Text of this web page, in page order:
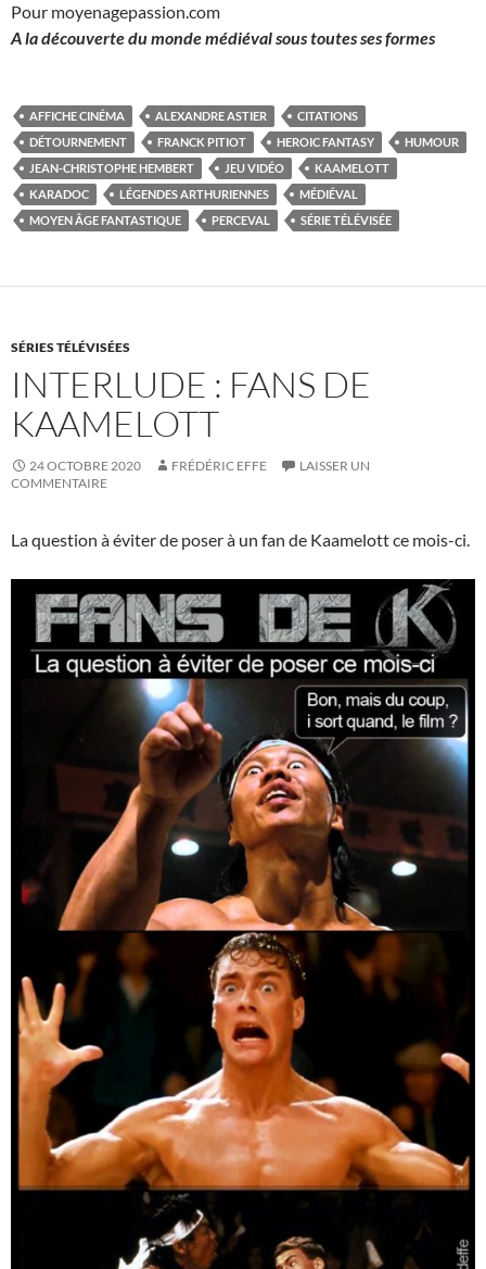
Pour moyenagepassion.com
A la découverte du monde médiéval sous toutes ses formes
AFFICHE CINÉMA ALEXANDRE ASTIER
CITATIONS
DÉTOURNEMENT
FRANCK PITIOT HEROIC FANTASY
HUMOUR
JEAN-CHRISTOPHE HEMBERT
JEU VIDÉO
KAAMELOTT
KARADOC
LÉGENDES ARTHURIENNES
MÉDIÉVAL
MOYEN ÂGE FANTASTIQUE
PERCEVAL SÉRIE TÉLÉVISÉE
SÉRIES TÉLÉVISÉES
INTERLUDE : FANS DE
KAAMELOTT
24 OCTOBRE 2020 FRÉDÉRIC EFFE
LAISSER UN
COMMENTAIRE
La question à éviter de poser à un fan de Kaamelott ce mois-ci.